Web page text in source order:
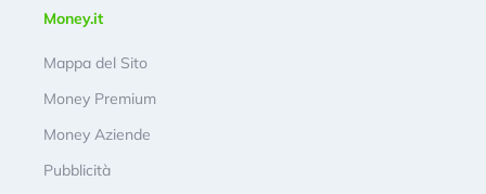
Money.it
Mappa del Sito
Money Premium
Money Aziende
Pubblicità